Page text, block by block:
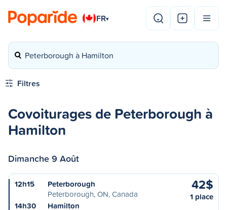
FR▾
Peterborough à Hamilton
Filtres
Covoiturages de Peterborough à
Hamilton
Dimanche 9 Août
12h15
Peterborough
Peterborough, ON, Canada
14h30
Hamilton
42$
1 place